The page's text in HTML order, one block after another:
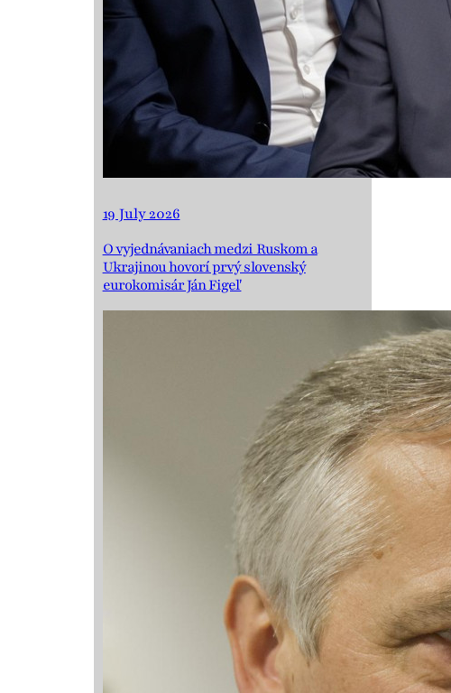
19 July 2026
O vyjednávaniach medzi Ruskom a
Ukrajinou hovorí prvý slovenský
eurokomisár Ján Figeľ